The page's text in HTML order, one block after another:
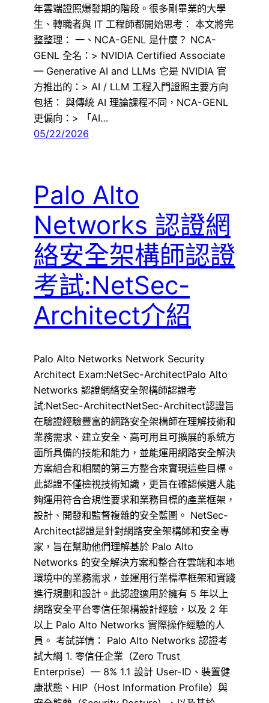
年雲端證照爆發期的階段。很多剛畢業的大學
生、轉職者與 IT 工程師都開始思考： 本文將完
整整理： 一、NCA-GENL 是什麼？ NCA-
GENL 全名：> NVIDIA Certified Associate
— Generative AI and LLMs 它是 NVIDIA 官
方推出的：> AI / LLM 工程入門證照主要方向
包括： 與傳統 AI 理論課程不同，NCA-GENL
更偏向：> 「AI…
05/22/2026
Palo Alto
Networks 認證網
絡安全架構師認證
考試:NetSec-
Architect介紹
Palo Alto Networks Network Security
Architect Exam:NetSec-ArchitectPalo Alto
Networks 認證網絡安全架構師認證考
試:NetSec-ArchitectNetSec-Architect認證旨
在驗證經驗豐富的網路安全架構師在理解技術和
業務需求、建立安全、高可用且可擴展的系統方
面所具備的技能和能力，並能運用網路安全解決
方案組合和相關的第三方整合來實現這些目標。
此認證不僅檢視技術知識，更旨在確認候選人能
夠運用符合合規性要求和業務目標的產業框架，
設計、開發和監督複雜的安全藍圖。 NetSec-
Architect認證是針對網路安全架構師和安全專
家，旨在幫助他們理解基於 Palo Alto
Networks 的安全解決方案和整合在雲端和本地
環境中的業務需求，並運用行業標準框架和實踐
進行規劃和設計。此認證適用於擁有 5 年以上
網路安全平台零信任架構設計經驗，以及 2 年
以上 Palo Alto Networks 實際操作經驗的人
員。 考試詳情： Palo Alto Networks 認證考
試大綱 1. 零信任企業（Zero Trust
Enterprise）— 8% 1.1 設計 User-ID、裝置健
康狀態、HIP（Host Information Profile）與